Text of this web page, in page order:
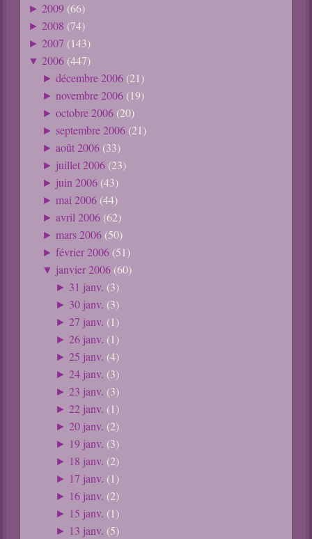
►2009 (66)
►2008 (74)
►2007 (143)
▼2006 (447)
► décembre 2006 (21)
► novembre 2006 (19)
► octobre 2006 (20)
► septembre 2006 (21)
► août 2006 (33)
► juillet 2006 (23)
► juin 2006 (43)
► mai 2006 (44)
► avril 2006 (62)
► mars 2006 (50)
► février 2006 (51)
▼ janvier 2006 (60)
► 31 janv. (3)
► 30 janv. (3)
► 27 janv. (1)
► 26 janv. (1)
► 25 janv. (4)
► 24 janv. (3)
► 23 janv. (3)
► 22 janv. (1)
► 20 janv. (2)
► 19 janv. (3)
► 18 janv. (2)
► 17 janv. (1)
► 16 janv. (2)
► 15 janv. (1)
► 13 janv. (5)